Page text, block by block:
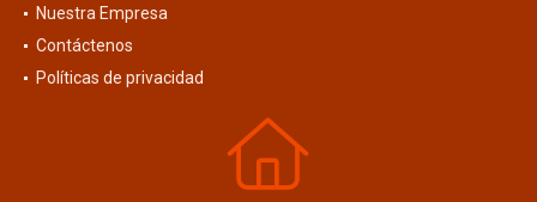
Nuestra Empresa
Contáctenos
Políticas de privacidad